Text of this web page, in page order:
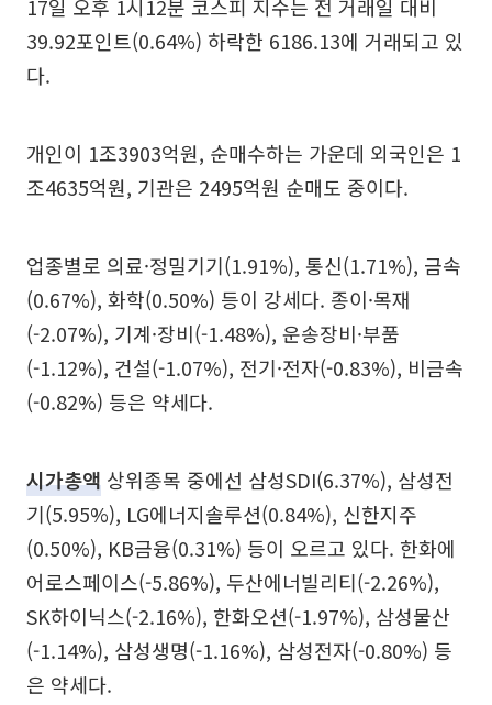
17일 오후 1시12분 코스피 지수는 전 거래일 대비
39.92포인트(0.64%) 하락한 6186.13에 거래되고 있
다.
개인이 1조3903억원, 순매수하는 가운데 외국인은 1
조4635억원, 기관은 2495억원 순매도 중이다.
업종별로 의료·정밀기기(1.91%), 통신(1.71%), 금속
(0.67%), 화학(0.50%) 등이 강세다. 종이·목재
(-2.07%), 기계·장비(-1.48%), 운송장비·부품
(-1.12%), 건설(-1.07%), 전기·전자(-0.83%), 비금속
(-0.82%) 등은 약세다.
시가총액 상위종목 중에선 삼성SDI(6.37%), 삼성전
기(5.95%), LG에너지솔루션(0.84%), 신한지주
(0.50%), KB금융(0.31%) 등이 오르고 있다. 한화에
어로스페이스(-5.86%), 두산에너빌리티(-2.26%),
SK하이닉스(-2.16%), 한화오션(-1.97%), 삼성물산
(-1.14%), 삼성생명(-1.16%), 삼성전자(-0.80%) 등
은 약세다.